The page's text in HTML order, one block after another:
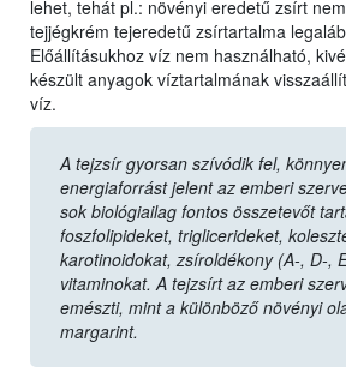
lehet, tehát pl.: növényi eredetű zsírt
tejjégkrém tejeredetű zsírtartalma
Előállításukhoz víz nem használható,
készült anyagok víztartalmának
víz.
A tejzsír gyorsan szívódik fel,
energiaforrást jelent az emberi
sok biológiailag fontos összetevőt
foszfolipideket, triglicerideket,
karotinoidokat, zsíroldékony (A-, D-,
vitaminokat. A tejzsírt az emberi
emészti, mint a különböző növényi
margarint.